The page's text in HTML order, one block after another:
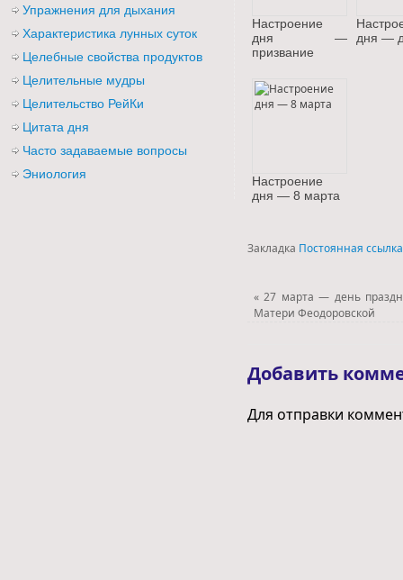
Настроение
дня —
призвание
дня —
Настроение
дня — 8 марта
Закладка Постоянная ссылка
«27 марта — день
Матери Феодоровской
Добавить
Для отправки
Упражнения для дыхания
Характеристика лунных суток
Целебные свойства продуктов
Целительные мудры
Целительство РейКи
Цитата дня
Часто задаваемые вопросы
Эниология